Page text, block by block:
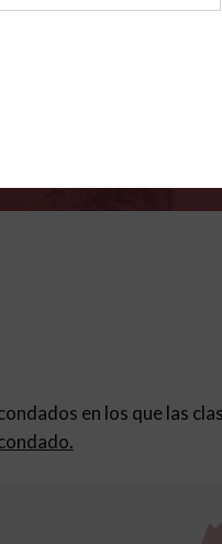
en los que las